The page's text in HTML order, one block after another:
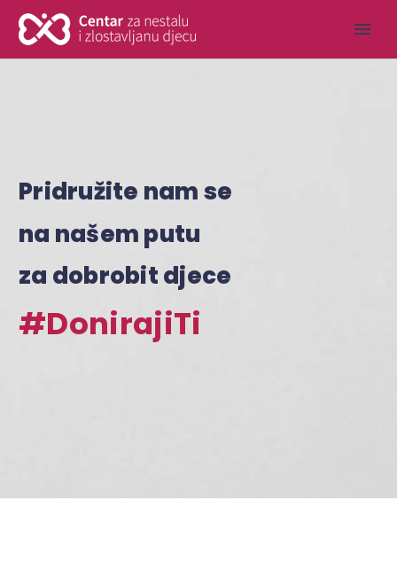
Pridružite nam se
na našem putu
za dobrobit djece
#DonirajiTi